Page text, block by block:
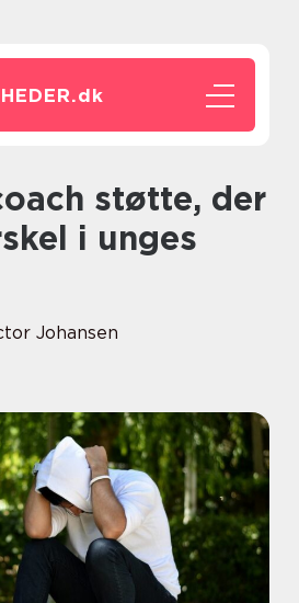
dk
i unges
Johansen